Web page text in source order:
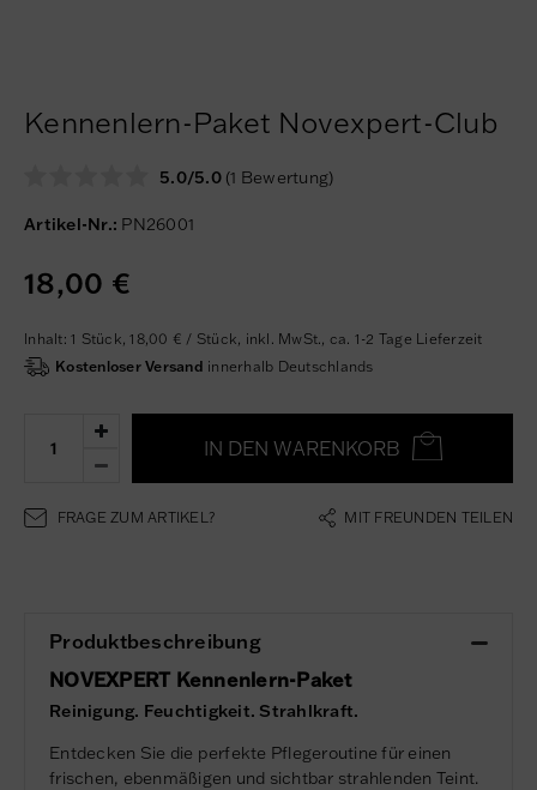
Kennenlern-Paket Novexpert-Club
5.0/5.0(1 Bewertung)
Artikel-Nr.: PN26001
18,00 €
Inhalt: 1 Stück,18,00 € / Stück, inkl. MwSt., ca. 1-2 Tage Lieferzeit
Kostenloser Versand innerhalb Deutschlands
IN DEN WARENKORB
FRAGE ZUM ARTIKEL? MIT FREUNDEN TEILEN
Produktbeschreibung
NOVEXPERT Kennenlern-Paket
Reinigung. Feuchtigkeit. Strahlkraft.
Entdecken Sie die perfekte Pflegeroutine für einen
frischen, ebenmäßigen und sichtbar strahlenden Teint.